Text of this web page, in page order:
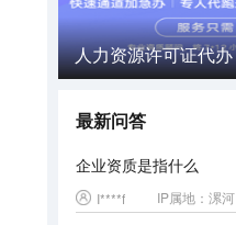
人力资源许可证代办
最新问答
企业资质是指什么
I****f IP属地： 漯河